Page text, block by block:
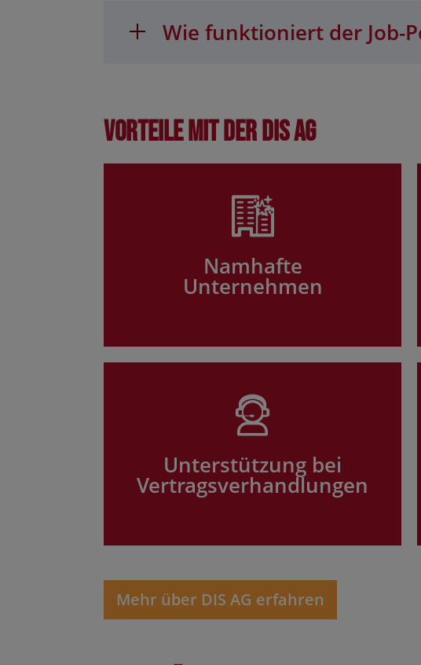
Wie funktioniert der Job-
Vorteile mit der DIS AG
Namhafte
Unternehmen
Unterstützung bei
Vertragsverhandlungen
Mehr über DIS AG erfahren